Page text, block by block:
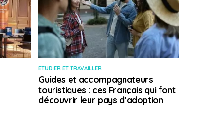
ETUDIER ET TRAVAILLER
Guides et accompagnateurs
touristiques : ces Français qui font
découvrir leur pays d’adoption